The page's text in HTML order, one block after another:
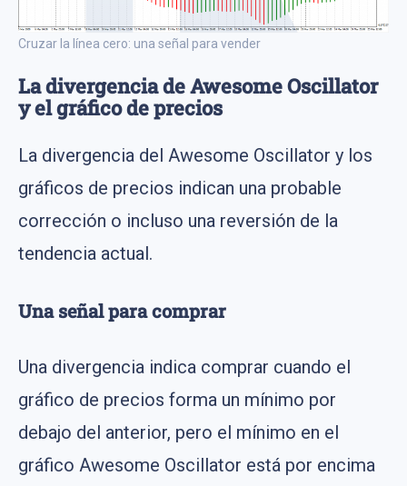
Cruzar la línea cero: una señal para vender
La divergencia de Awesome Oscillator
y el gráfico de precios
La divergencia del Awesome Oscillator y los
gráficos de precios indican una probable
corrección o incluso una reversión de la
tendencia actual.
Una señal para comprar
Una divergencia indica comprar cuando el
gráfico de precios forma un mínimo por
debajo del anterior, pero el mínimo en el
gráfico Awesome Oscillator está por encima